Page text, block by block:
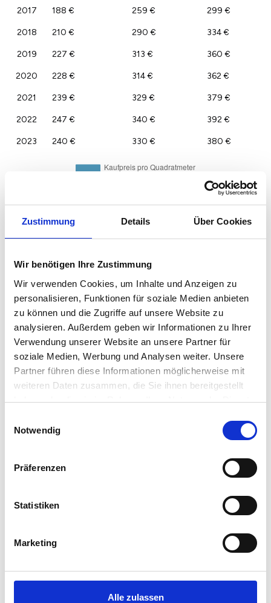
Zustimmung Details Über Cookies
Wir benötigen Ihre Zustimmung
Wir verwenden Cookies, um Inhalte und Anzeigen zu
personalisieren, Funktionen für soziale Medien anbieten
zu können und die Zugriffe auf unsere Website zu
analysieren. Außerdem geben wir Informationen zu Ihrer
Verwendung unserer Website an unsere Partner für
soziale Medien, Werbung und Analysen weiter. Unsere
Partner führen diese Informationen möglicherweise mit
weiteren Daten zusammen, die Sie ihnen bereitgestellt
haben oder die sie im Rahmen Ihrer Nutzung der Dienste
Notwendig
Präferenzen
Statistiken
Marketing
Alle zulassen
2017 188 € 259 € 299 €
2018 210 € 290 € 334 €
2019 227 € 313 € 360 €
2020 228 € 314 € 362 €
2021 239 € 329 € 379 €
2022 247 € 340 € 392 €
2023 240 € 330 € 380 €